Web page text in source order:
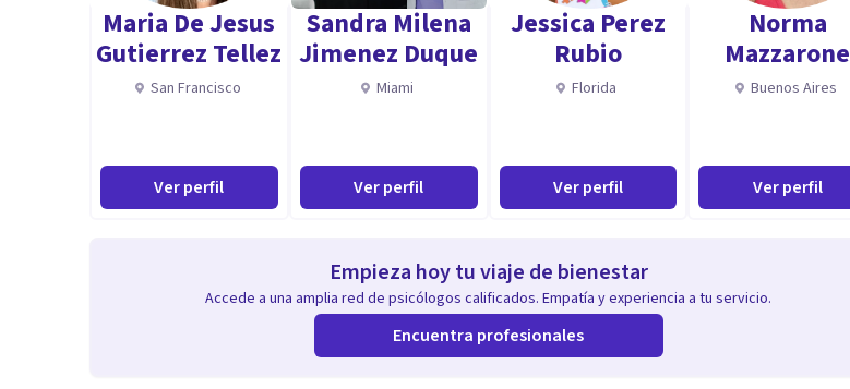
Maria De Jesus
Gutierrez Tellez
San Francisco
Ver perfil
Sandra Milena
Jimenez Duque
Miami
Ver perfil
Jessica Perez
Rubio
Florida
Ver perfil
Norma
Mazzarone
Buenos Aires
Ver perfil
Empieza hoy tu viaje de bienestar
Accede a una amplia red de psicólogos calificados. Empatía y experiencia a tu servicio.
Encuentra profesionales